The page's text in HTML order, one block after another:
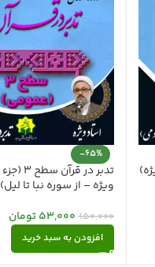
-65%
ویژه – از سوره نبا تا لیل)
150,000
53,000تومان
افزودن به سبد خرید